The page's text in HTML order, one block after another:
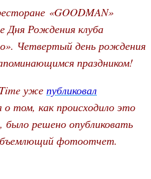
«GOODMAN»
Дня Рождения клуба
Четвертый день рождения
праздником!
уже публиковал
о том, как происходило это
было решено опубликовать
фотоотчет.